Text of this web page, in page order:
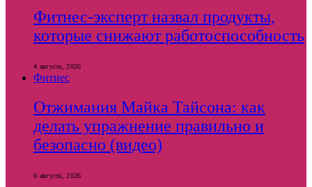
Фитнес-эксперт назвал продукты,
которые снижают работоспособность
4 августа, 2026
Фитнес
Отжимания Майка Тайсона: как
делать упражнение правильно и
безопасно (видео)
6 августа, 2026